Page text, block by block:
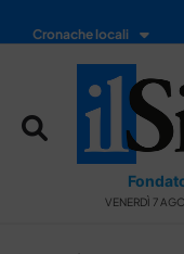
Cronache locali
VENERDÌ 7